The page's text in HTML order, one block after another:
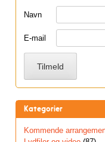
Navn
E-mail
Kategorier
Kommende